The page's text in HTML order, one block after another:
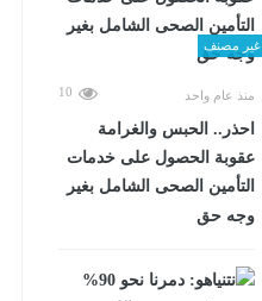
غير مصنف
منذ عام واحد 10
احذر.. الحبس والغرامة
عقوبة الحصول على خدمات
التأمين الصحى الشامل بغير
وجه حق